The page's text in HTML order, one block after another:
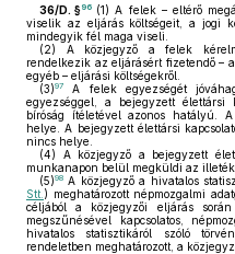
36/D. §96 (1) A felek – eltérő
viselik az eljárás költségeit, a jogi
mindegyik fél maga viseli.
(2) A közjegyző a felek
rendelkezik az eljárásért fizetendő –
egyéb – eljárási költségekről.
(3)97
A felek egyezségét
egyezséggel, a bejegyzett élettársi
bíróság ítéletével azonos hatályú.
helye. A bejegyzett élettársi
nincs helye.
(4) A közjegyző a bejegyzett
munkanapon belül megküldi az
(5)98 A közjegyző a hivatalos
Stt. ) meghatározott népmozgalmi
céljából a közjegyzői eljárás
megszűnésével kapcsolatos,
hivatalos statisztikáról szóló
rendeletben meghatározott, a